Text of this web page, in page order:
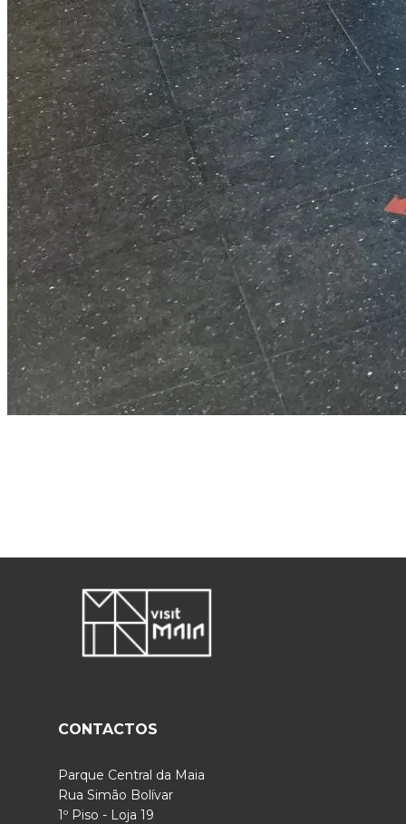
CONTACTOS
Parque Central da Maia
Rua Simão Bolívar
1º Piso - Loja 19